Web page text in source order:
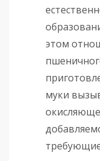
этом
муки